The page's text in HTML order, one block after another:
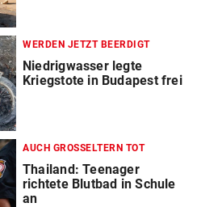
WERDEN JETZT BEERDIGT
Niedrigwasser legte
Kriegstote in Budapest frei
AUCH GROSSELTERN TOT
Thailand: Teenager
richtete Blutbad in Schule
an